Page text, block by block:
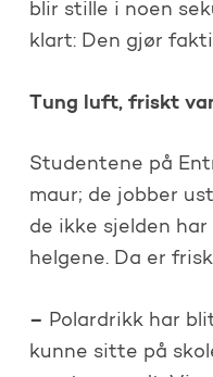
blir stille i noen
klart: Den gjør
Tung luft, friskt
Studentene på
maur; de jobber
de ikke sjelden
helgene. Da er
– Polardrikk har
kunne sitte på